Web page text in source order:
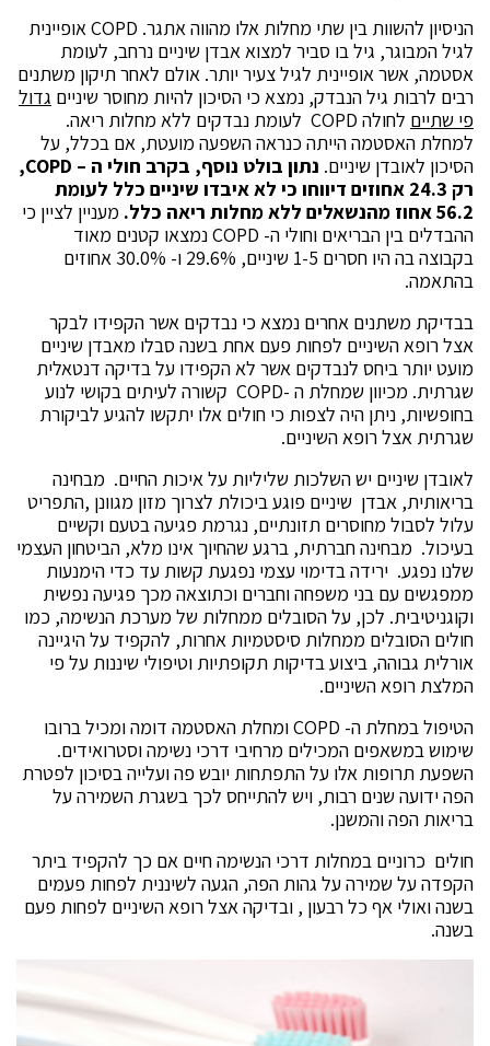
הניסיון להשוות בין שתי מחלות אלו מהווה אתגר. COPD אופיינית
לגיל המבוגר, גיל בו סביר למצוא אבדן שיניים נרחב, לעומת
אסטמה, אשר אופיינית לגיל צעיר יותר. אולם לאחר תיקון משתנים
רבים לרבות גיל הנבדק, נמצא כי הסיכון להיות מחוסר שיניים גדול
פי שתיים
לחולה COPD לעומת נבדקים ללא מחלות ריאה.
למחלת האסטמה הייתה כנראה השפעה מועטת, אם בכלל, על
הסיכון לאובדן שיניים. נתון בולט נוסף, בקרב חולי ה – COPD
,
רק 24.3 אחוזים דיווחו כי לא איבדו שיניים כלל לעומת
56.2 אחוז מהנשאלים ללא מחלות ריאה כלל.
מעניין לציין כי
ההבדלים בין הבריאים וחולי ה- COPD נמצאו קטנים מאוד
בקבוצה בה היו חסרים 1-5 שיניים, 29.6% ו- 30.0% אחוזים
בהתאמה.
בבדיקת משתנים אחרים נמצא כי נבדקים אשר הקפידו לבקר
אצל רופא השיניים לפחות פעם אחת בשנה סבלו מאבדן שיניים
מועט יותר ביחס לנבדקים אשר לא הקפידו על בדיקה דנטאלית
שגרתית. מכיוון שמחלת ה -COPD קשורה לעיתים בקושי לנוע
בחופשיות, ניתן היה לצפות כי חולים אלו יתקשו להגיע לביקורת
שגרתית אצל רופא השיניים.
לאובדן שיניים יש השלכות שליליות על איכות החיים. מבחינה
בריאותית, אבדן שיניים פוגע ביכולת לצרוך מזון מגוונן ,התפריט
עלול לסבול מחוסרים תזונתיים, נגרמת פגיעה בטעם וקשיים
בעיכול. מבחינה חברתית, ברגע שהחיוך אינו מלא, הביטחון העצמי
שלנו נפגע. ירידה בדימוי עצמי נפגעת קשות עד כדי הימנעות
ממפגשים עם בני משפחה וחברים וכתוצאה מכך פגיעה נפשית
וקוגניטיבית. לכן, על הסובלים ממחלות של מערכת הנשימה, כמו
חולים הסובלים ממחלות סיסטמיות אחרות, להקפיד על היגיינה
אורלית גבוהה, ביצוע בדיקות תקופתיות וטיפולי שיננות על פי
המלצת רופא השיניים.
הטיפול במחלת ה- COPD ומחלת האסטמה דומה ומכיל ברובו
שימוש במשאפים המכילים מרחיבי דרכי נשימה וסטרואידים.
השפעת תרופות אלו על התפתחות יובש פה ועלייה בסיכון לפטרת
הפה ידועה שנים רבות, ויש להתייחס לכך בשגרת השמירה על
בריאות הפה והמשנן.
חולים כרוניים במחלות דרכי הנשימה חיים אם כך להקפיד ביתר
הקפדה על שמירה על גהות הפה, הגעה לשיננית לפחות פעמים
בשנה ואולי אף כל רבעון , ובדיקה אצל רופא השיניים לפחות פעם
בשנה.